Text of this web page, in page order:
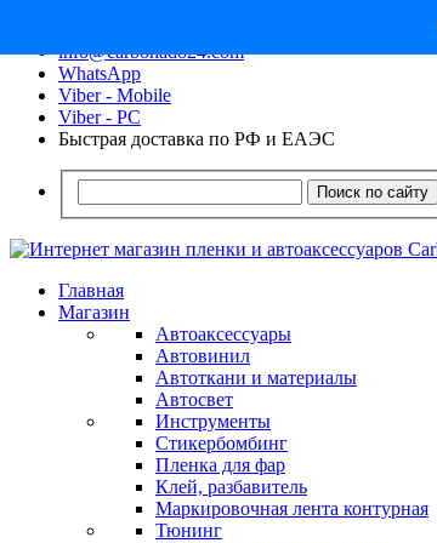
info@carbonado24.com
WhatsApp
Viber - Mobile
Viber - PC
Быстрая доставка по РФ и ЕАЭС
Поиск по сайту
Главная
Магазин
Автоаксессуары
Автовинил
Автоткани и материалы
Автосвет
Инструменты
Стикербомбинг
Пленка для фар
Клей, разбавитель
Маркировочная лента контурная
Тюнинг